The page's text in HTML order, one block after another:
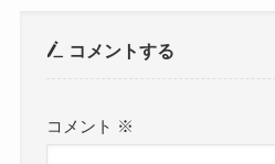
コメントする
コメント ※